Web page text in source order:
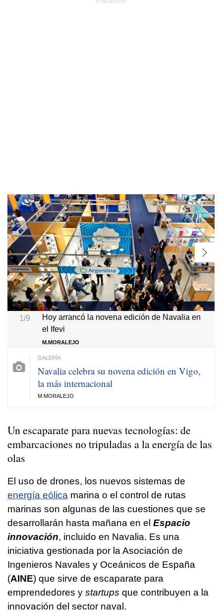
1/9
Hoy arrancó la novena edición de Navalia en
el Ifevi
M.MORALEJO
Navalia celebra su novena edición en Vigo,
la más internacional
M.MORALEJO
Un escaparate para nuevas tecnologías: de
embarcaciones no tripuladas a la energía de las
olas
El uso de drones, los nuevos sistemas de
energía eólica marina o el control de rutas
marinas son algunas de las cuestiones que se
desarrollarán hasta mañana en el Espacio
innovación, incluido en Navalia. Es una
iniciativa gestionada por la Asociación de
Ingenieros Navales y Oceánicos de España
(AINE) que sirve de escaparate para
emprendedores y startups que contribuyen a la
innovación del sector naval.